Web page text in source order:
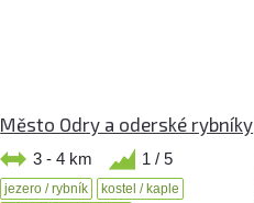
Město Odry a oderské rybníky
3 - 4 km 1 / 5
jezero / rybník
kostel / kaple